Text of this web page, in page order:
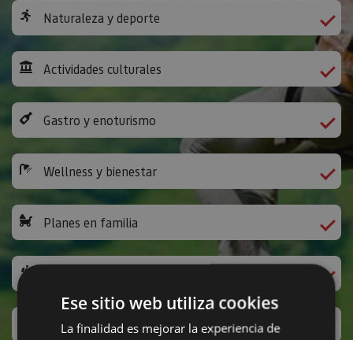
Naturaleza y deporte
Actividades culturales
Gastro y enoturismo
Wellness y bienestar
Planes en familia
Ocio y diversión
Ese sitio web utiliza cookies
La finalidad es mejorar la experiencia de